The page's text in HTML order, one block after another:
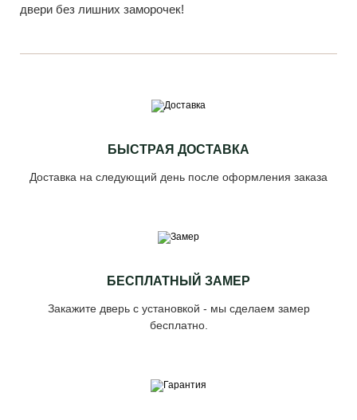
двери без лишних заморочек!
БЫСТРАЯ ДОСТАВКА
Доставка на следующий день после оформления заказа
БЕСПЛАТНЫЙ ЗАМЕР
Закажите дверь с установкой - мы сделаем замер
бесплатно.